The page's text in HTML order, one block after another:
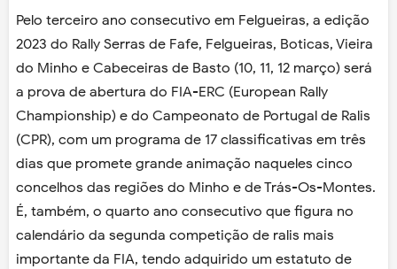
Pelo terceiro ano consecutivo em Felgueiras, a edição
2023 do Rally Serras de Fafe, Felgueiras, Boticas, Vieira
do Minho e Cabeceiras de Basto (10, 11, 12 março) será
a prova de abertura do FIA-ERC (European Rally
Championship) e do Campeonato de Portugal de Ralis
(CPR), com um programa de 17 classificativas em três
dias que promete grande animação naqueles cinco
concelhos das regiões do Minho e de Trás-Os-Montes.
É, também, o quarto ano consecutivo que figura no
calendário da segunda competição de ralis mais
importante da FIA, tendo adquirido um estatuto de